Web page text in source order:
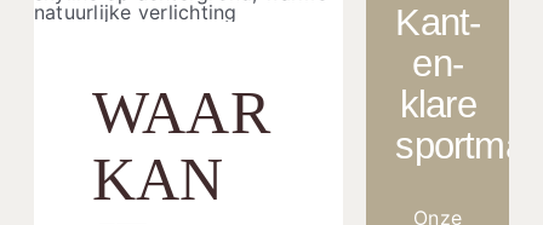
WAAR
KAN
Kant-
en-
klare
Onze